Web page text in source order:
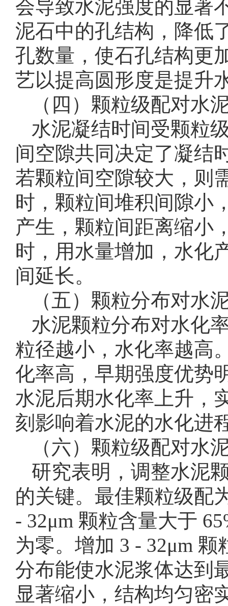
会导致水泥强度的显著
泥石中的孔结构，降低
孔数量，使石孔结构更
艺以提高圆形度是提升
（四）颗粒级配对水
水泥凝结时间受颗粒
间空隙共同决定了凝结
若颗粒间空隙较大，则
时，颗粒间堆积间隙小
产生，颗粒间距离缩小
时，用水量增加，水化
间延长。
（五）颗粒分布对水
水泥颗粒分布对水化
粒径越小，水化率越高
化率高，早期强度优势
水泥后期水化率上升，
刻影响着水泥的水化进
（六）颗粒级配对水
研究表明，调整水泥
的关键。最佳颗粒级配
- 32μm 颗粒含量大于
为零。增加 3 - 32μm
分布能使水泥浆体达到
显著缩小，结构均匀密